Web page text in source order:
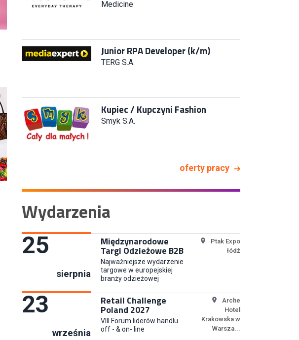
Zastępca Kierownika Salonu CH
Specjalista/tka ds. Utrzymania
Ruchu
Key Account Manager Meble
Empik
Młodszy Specjalista ds.
Sprzedaży B2B (K/M/N)
Euro-net Sp. z o.o.
Key Account Manager
Puccini
oferty pracy
Wydarzenia
25
sierpnia
Międzynarodowe
Targi Odzieżowe B2B
Najważniejsze wydarzenie
targowe w europejskiej
branży odzieżowej
Ptak Expo
łódź
23
września
Retail Challenge
Poland 2027
VIII Forum liderów handlu
off - & on- line
Arche
Hotel
Krakowska w
Warsza...